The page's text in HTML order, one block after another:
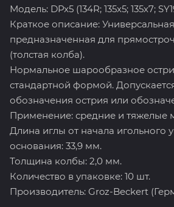
Модель: DPx5 (134R; 135х5; 135х7;
Краткое описание:
предназначенная для
(толстая колба).
Нормальное шарообразное
стандартной формой.
обозначения острия или
Применение: средние и тяжелые
Длина иглы от начала игольного
основания: 33,9 мм.
Толщина колбы: 2,0 мм.
Количество в упаковке: 10 шт.
Производитель: Groz-Beckert